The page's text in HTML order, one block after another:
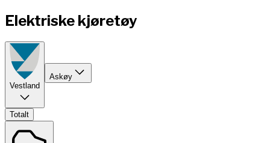
Elektriske kjøretøy
Vestland
Askøy
Totalt